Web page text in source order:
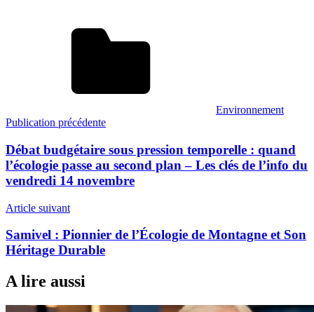
Environnement
Navigation
de
l’article
Publication précédente
Débat budgétaire sous pression temporelle : quand
l’écologie passe au second plan – Les clés de l’info du
vendredi 14 novembre
Article suivant
Samivel : Pionnier de l’Écologie de Montagne et Son
Héritage Durable
A lire aussi